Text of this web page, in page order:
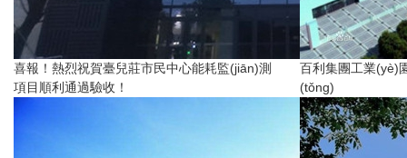
喜報！熱烈祝賀臺兒莊市民中心能耗監(jiān)測
項目順利通過驗收！
百利集團工業(yè)
(tǒng)